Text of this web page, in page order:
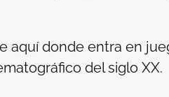
aquí donde entra en
del siglo XX.